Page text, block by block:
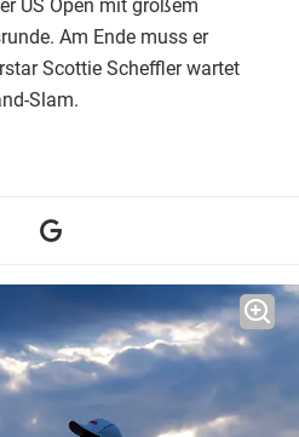
US Open mit großem
Am Ende muss er
Scottie Scheffler wartet
Slam.